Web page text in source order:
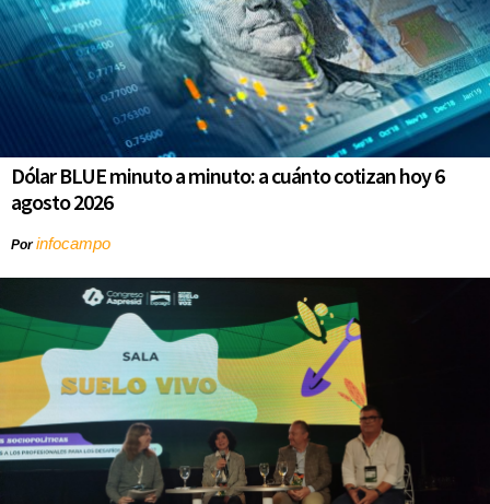
Dólar BLUE minuto a minuto: a cuánto cotizan hoy 6
agosto 2026
Porinfocampo